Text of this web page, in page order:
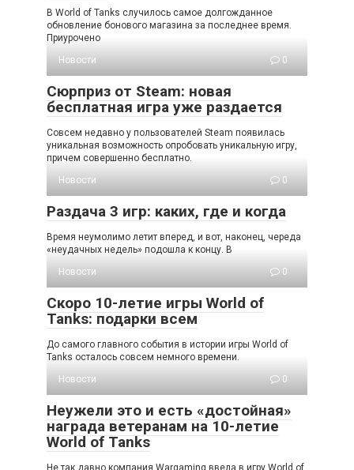
В World of Tanks случилось самое долгожданное
обновление бонового магазина за последнее время.
Приурочено
Новости
0
Сюрприз от Steam: новая
бесплатная игра уже раздается
Совсем недавно у пользователей Steam появилась
уникальная возможность опробовать уникальную игру,
причем совершенно бесплатно.
Новости
0
Раздача 3 игр: каких, где и когда
Время неумолимо летит вперед, и вот, наконец, череда
«неудачных недель» подошла к концу. В
Новости
0
Скоро 10-летие игры World of
Tanks: подарки всем
До самого главного события в истории игры World of
Tanks осталось совсем немного времени.
Новости
0
Неужели это и есть «достойная»
награда ветеранам на 10-летие
World of Tanks
Не так давно компания Wargaming ввела в игру World of